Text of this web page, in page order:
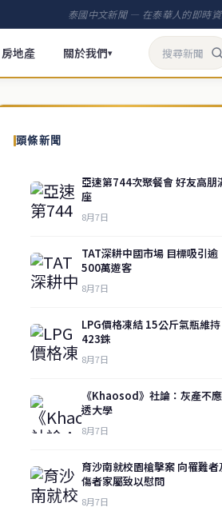
泰國中文新聞 — 在泰華人的即時
房地產 關於我們▾
頭條新聞
亞速第744次聚餐會 好友高朋
座
8月7日
TAT深耕中國市場 目標吸引逾
500萬遊客
8月7日
LPG價格凍結 15公斤氣瓶維持
423銖
8月7日
《Khaosod》社論：灰產不
透大學
8月7日
育沙南就校園槍擊案 向罹難者
傷者家屬致以慰問
8月7日